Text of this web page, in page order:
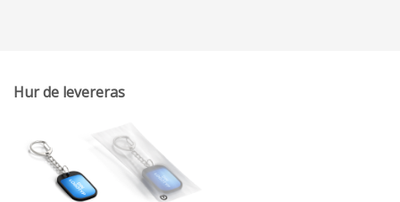
Hur de levereras